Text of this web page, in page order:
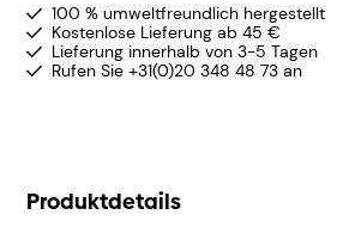
100 % umweltfreundlich hergestellt
Kostenlose Lieferung ab 45 €
Lieferung innerhalb von 3-5 Tagen
Rufen Sie +31(0)20 348 48 73 an
Produktdetails